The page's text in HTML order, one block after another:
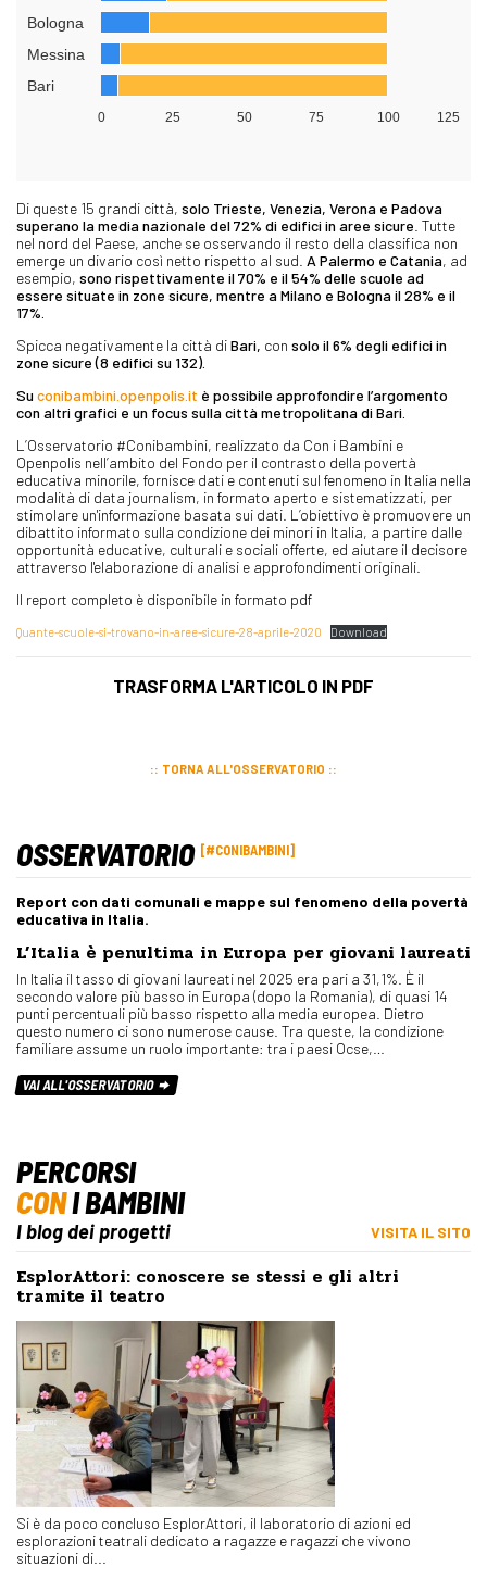
Di queste 15 grandi città, solo Trieste, Venezia, Verona e Padova
superano la media nazionale del 72% di edifici in aree sicure . Tutte
nel nord del Paese, anche se osservando il resto della classifica non
emerge un divario così netto rispetto al sud. A Palermo e Catania, ad
esempio, sono rispettivamente il 70% e il 54% delle scuole ad
essere situate in zone sicure, mentre a Milano e Bologna il 28% e il
17%.
Spicca negativamente la città diBari, con solo il 6% degli edifici in
zone sicure (8 edifici su 132).
Su conibambini.openpolis.it è possibile approfondire l’argomento
con altri grafici e un focus sulla città metropolitana di Bari.
L’Osservatorio #Conibambini, realizzato da Con i Bambini e
Openpolis nell’ambito del Fondo per il contrasto della povertà
educativa minorile, fornisce dati e contenuti sul fenomeno in Italia nella
modalità di data journalism, in formato aperto e sistematizzati, per
stimolare un'informazione basata sui dati. L’obiettivo è promuovere un
dibattito informato sulla condizione dei minori in Italia, a partire dalle
opportunità educative, culturali e sociali offerte, ed aiutare il decisore
attraverso l'elaborazione di analisi e approfondimenti originali.
Il report completo è disponibile in formato pdf
Quante-scuole-si-trovano-in-aree-sicure-28-aprile-2020 Download
TRASFORMA L'ARTICOLO IN PDF
TORNA ALL'OSSERVATORIO
OSSERVATORIO #CONIBAMBINI
Report con dati comunali e mappe sul fenomeno della povertà
educativa in Italia.
L’Italia è penultima in Europa per giovani laureati
In Italia il tasso di giovani laureati nel 2025 era pari a 31,1%. È il
secondo valore più basso in Europa (dopo la Romania), di quasi 14
punti percentuali più basso rispetto alla media europea. Dietro
questo numero ci sono numerose cause. Tra queste, la condizione
familiare assume un ruolo importante: tra i paesi Ocse,…
VAI ALL'OSSERVATORIO
PERCORSI
CONI BAMBINI
I blog dei progetti VISITA IL SITO
EsplorAttori: conoscere se stessi e gli altri
tramite il teatro
Si è da poco concluso EsplorAttori, il laboratorio di azioni ed
esplorazioni teatrali dedicato a ragazze e ragazzi che vivono
situazioni di...